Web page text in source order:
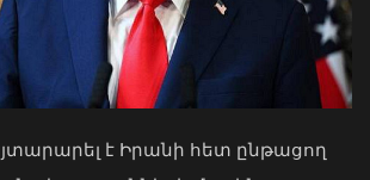
Նայրոբիում
ի
Հայաստանի
փախած եք ման
«Հայաստան»
15:53
է Իրանի հետ ընթացող